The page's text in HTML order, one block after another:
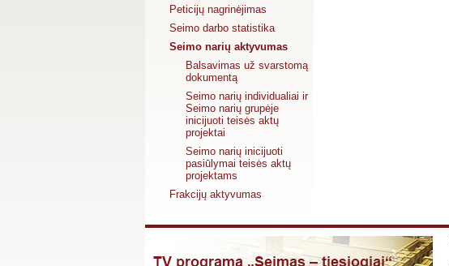
Peticijų nagrinėjimas
Seimo darbo statistika
Seimo narių aktyvumas
Balsavimas už svarstomą
dokumentą
Seimo narių individualiai ir
Seimo narių grupėje
inicijuoti teisės aktų
projektai
Seimo narių inicijuoti
pasiūlymai teisės aktų
projektams
Frakcijų aktyvumas